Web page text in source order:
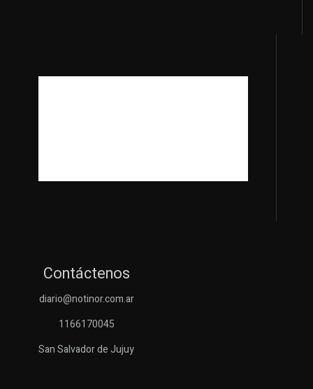
Contáctenos
diario@notinor.com.ar
1166170045
San Salvador de Jujuy